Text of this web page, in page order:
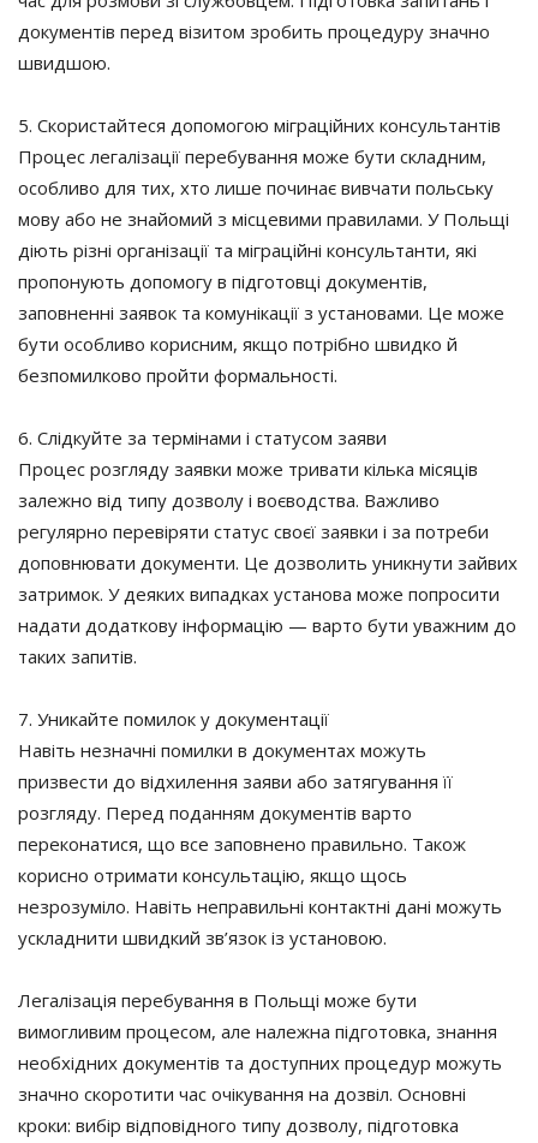
документів перед візитом зробить процедуру значно
швидшою.
5. Скористайтеся допомогою міграційних консультантів
Процес легалізації перебування може бути складним,
особливо для тих, хто лише починає вивчати польську
мову або не знайомий з місцевими правилами. У Польщі
діють різні організації та міграційні консультанти, які
пропонують допомогу в підготовці документів,
заповненні заявок та комунікації з установами. Це може
бути особливо корисним, якщо потрібно швидко й
безпомилково пройти формальності.
6. Слідкуйте за термінами і статусом заяви
Процес розгляду заявки може тривати кілька місяців
залежно від типу дозволу і воєводства. Важливо
регулярно перевіряти статус своєї заявки і за потреби
доповнювати документи. Це дозволить уникнути зайвих
затримок. У деяких випадках установа може попросити
надати додаткову інформацію — варто бути уважним до
таких запитів.
7. Уникайте помилок у документації
Навіть незначні помилки в документах можуть
призвести до відхилення заяви або затягування її
розгляду. Перед поданням документів варто
переконатися, що все заповнено правильно. Також
корисно отримати консультацію, якщо щось
незрозуміло. Навіть неправильні контактні дані можуть
ускладнити швидкий зв’язок із установою.
Легалізація перебування в Польщі може бути
вимогливим процесом, але належна підготовка, знання
необхідних документів та доступних процедур можуть
значно скоротити час очікування на дозвіл. Основні
кроки: вибір відповідного типу дозволу, підготовка